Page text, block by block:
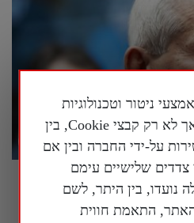
בנושא הטיפול
לזכות השתיקה
ניטור וטכנולוגיות
מקוונות שונות, לרבות אך לא רק קבצי Cookie, בין
על-ידי החברה ובין אם
צדדים שלישיים עימם
נועדו, בין היתר, לשם
התאמת חווית